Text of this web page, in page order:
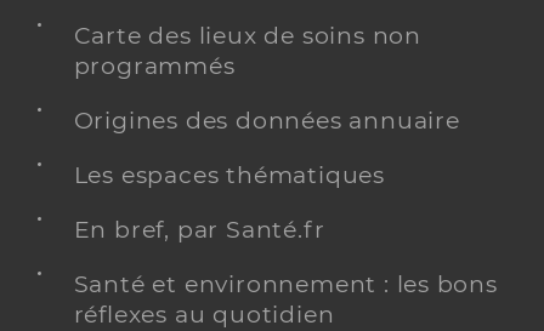
Carte des lieux de soins non
programmés
Origines des données annuaire
Les espaces thématiques
En bref, par Santé.fr
Santé et environnement : les bons
réflexes au quotidien